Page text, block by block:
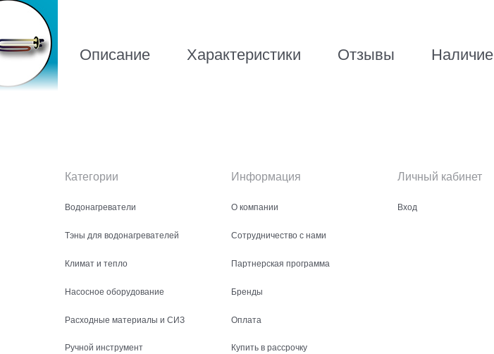
Описание Характеристики Отзывы Наличие
Категории
Водонагреватели
Тэны для водонагревателей
Климат и тепло
Насосное оборудование
Расходные материалы и СИЗ
Ручной инструмент
Информация
О компании
Сотрудничество с нами
Партнерская программа
Бренды
Оплата
Купить в рассрочку
Личный кабинет
Вход